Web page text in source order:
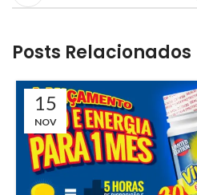
Posts Relacionados
15
NOV